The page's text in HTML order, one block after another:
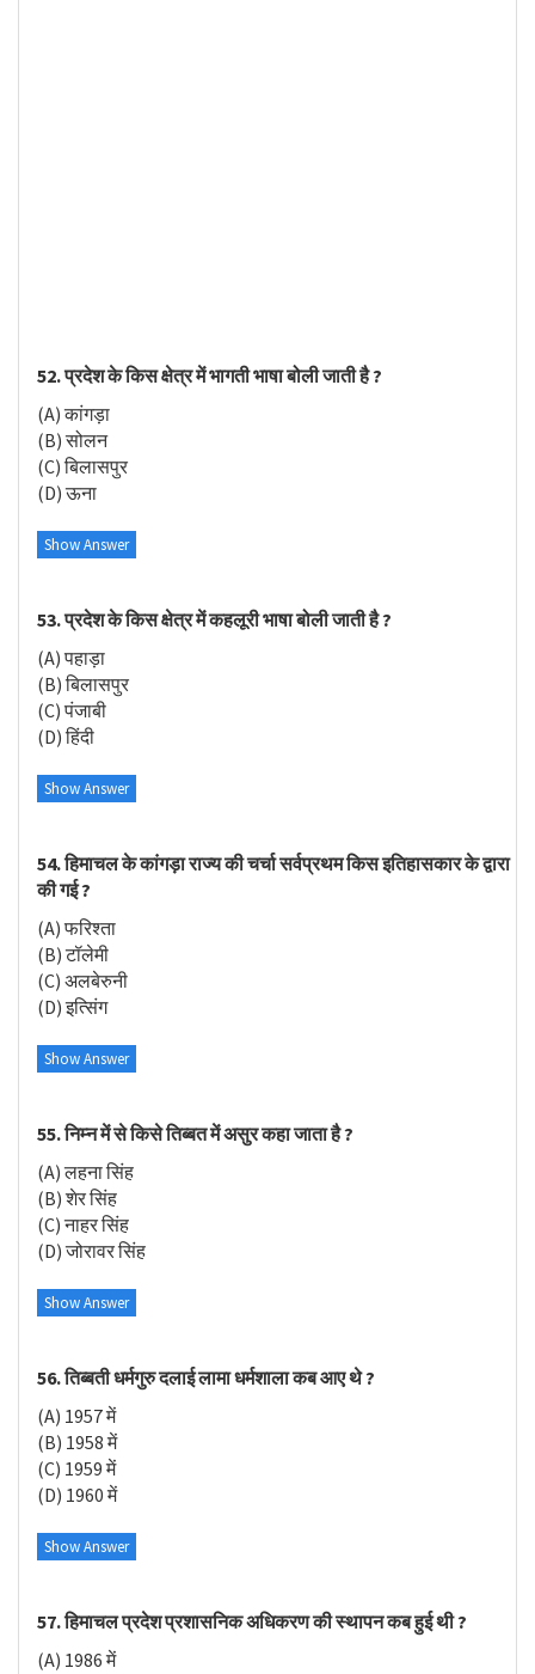
52. प्रदेश के किस क्षेत्र में भागती भाषा बोली जाती है ?
(A) कांगड़ा
(B) सोलन
(C) बिलासपुर
(D) ऊना
Show Answer
53. प्रदेश के किस क्षेत्र में कहलूरी भाषा बोली जाती है ?
(A) पहाड़ा
(B) बिलासपुर
(C) पंजाबी
(D) हिंदी
Show Answer
54. हिमाचल के कांगड़ा राज्य की चर्चा सर्वप्रथम किस इतिहासकार के द्वारा
की गई ?
(A) फरिश्ता
(B) टॉलेमी
(C) अलबेरुनी
(D) इत्सिंग
Show Answer
55. निम्न में से किसे तिब्बत में असुर कहा जाता है ?
(A) लहना सिंह
(B) शेर सिंह
(C) नाहर सिंह
(D) जोरावर सिंह
Show Answer
56. तिब्बती धर्मगुरु दलाई लामा धर्मशाला कब आए थे ?
(A) 1957 में
(B) 1958 में
(C) 1959 में
(D) 1960 में
Show Answer
57. हिमाचल प्रदेश प्रशासनिक अधिकरण की स्थापन कब हुई थी ?
(A) 1986 में